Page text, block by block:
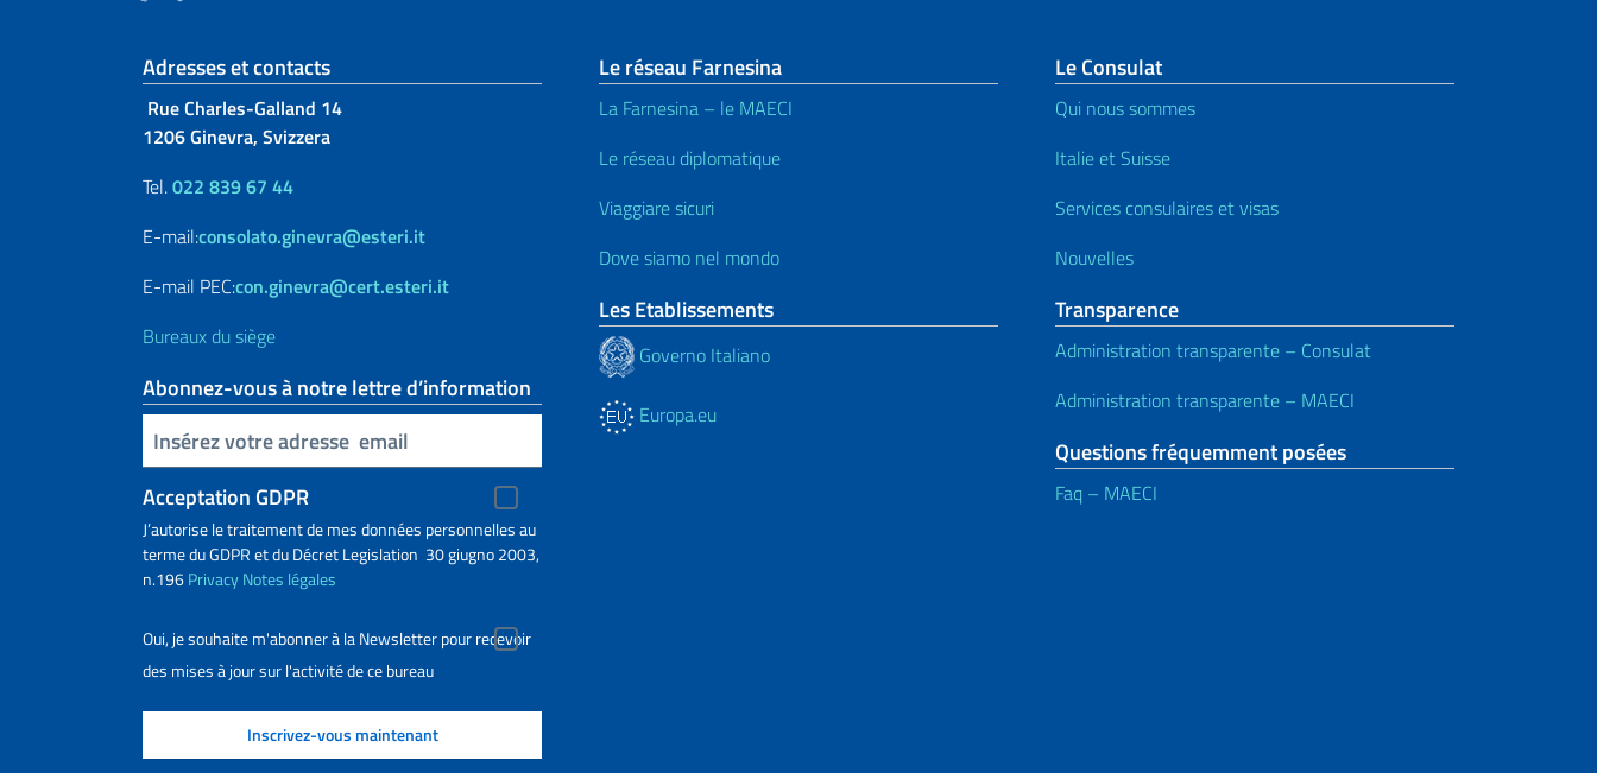
Section de pied de page
Adresses et contacts
Rue Charles-Galland 14
1206 Ginevra, Svizzera
Tel.022 839 67 44
E-mail:consolato.ginevra@esteri.it
E-mail PEC:con.ginevra@cert.esteri.it
Bureaux du siège
Abonnez-vous à notre lettre d’information
Insert your email
Acceptation GDPR
J’autorise le traitement de mes données personnelles au
terme du GDPR et du Décret Legislation 30 giugno 2003,
n.196PrivacyNotes légales
Oui, je souhaite m'abonner à la Newsletter pour recevoir
des mises à jour sur l'activité de ce bureau
Le réseau Farnesina
La Farnesina – le MAECI
Le réseau diplomatique
Viaggiare sicuri
Dove siamo nel mondo
Les Etablissements
Governo Italiano
Europa.eu
Le Consulat
Qui nous sommes
Italie et Suisse
Services consulaires et visas
Nouvelles
Transparence
Administration transparente – Consulat
Administration transparente – MAECI
Questions fréquemment posées
Faq – MAECI